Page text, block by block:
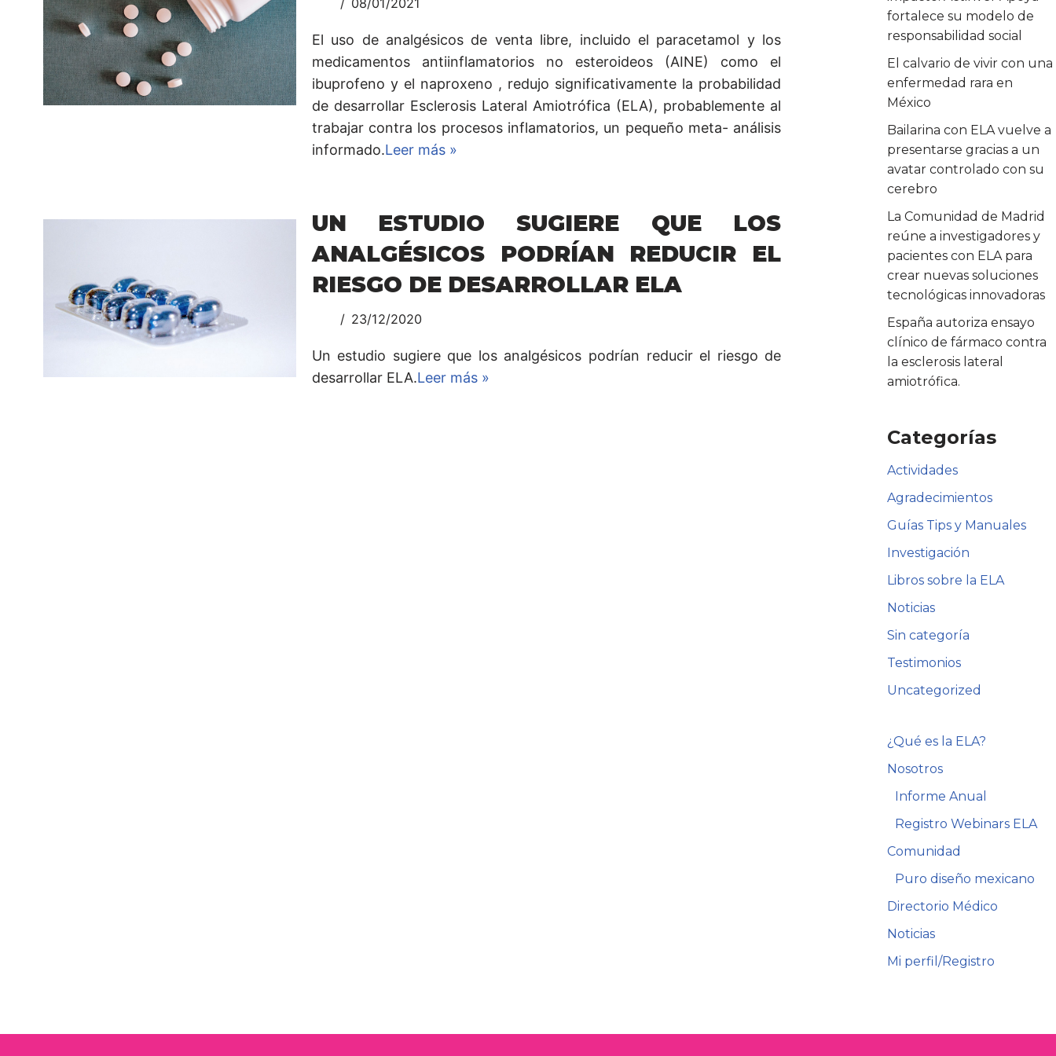
El uso de analgésicos de venta libre, incluido el paracetamol y los
medicamentos antiinflamatorios no esteroideos (AINE) como el
ibuprofeno y el naproxeno , redujo significativamente la probabilidad
de desarrollar Esclerosis Lateral Amiotrófica (ELA), probablemente al
trabajar contra los procesos inflamatorios, un pequeño meta- análisis
informado.Leer más »
UN ESTUDIO SUGIERE QUE LOS
ANALGÉSICOS PODRÍAN REDUCIR EL
RIESGO DE DESARROLLAR ELA
23/12/2020
Un estudio sugiere que los analgésicos podrían reducir el riesgo de
desarrollar ELA.Leer más »
fortalece su modelo de
responsabilidad social
El calvario de vivir con una
enfermedad rara en
México
Bailarina con ELA vuelve a
presentarse gracias a un
avatar controlado con su
cerebro
La Comunidad de Madrid
reúne a investigadores y
pacientes con ELA para
crear nuevas soluciones
tecnológicas innovadoras
España autoriza ensayo
clínico de fármaco contra
la esclerosis lateral
amiotrófica.
Categorías
Actividades
Agradecimientos
Guías Tips y Manuales
Investigación
Libros sobre la ELA
Noticias
Sin categoría
Testimonios
Uncategorized
¿Qué es la ELA?
Nosotros
Informe Anual
Registro Webinars ELA
Comunidad
Puro diseño mexicano
Directorio Médico
Noticias
Mi perfil/Registro